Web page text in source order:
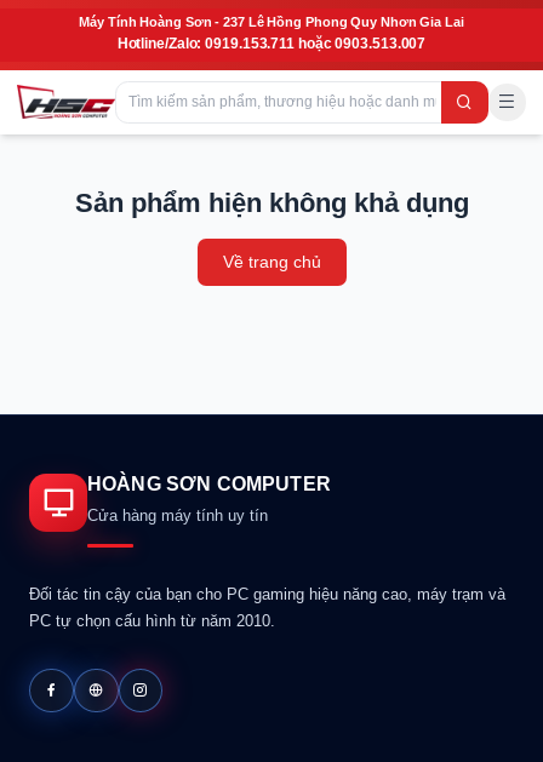
Máy Tính Hoàng Sơn - 237 Lê Hồng Phong Quy Nhơn Gia Lai
Hotline/Zalo: 0919.153.711 hoặc 0903.513.007
Sản phẩm hiện không khả dụng
Về trang chủ
HOÀNG SƠN COMPUTER
Cửa hàng máy tính uy tín
Đối tác tin cậy của bạn cho PC gaming hiệu năng cao, máy trạm và
PC tự chọn cấu hình từ năm 2010.